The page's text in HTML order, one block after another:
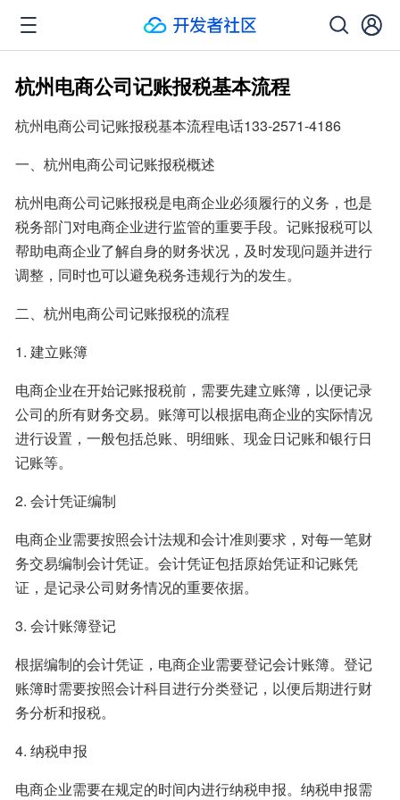
杭州电商公司记账报税基本流程
杭州电商公司记账报税基本流程电话133-2571-4186
一、杭州电商公司记账报税概述
杭州电商公司记账报税是电商企业必须履行的义务，也是
税务部门对电商企业进行监管的重要手段。记账报税可以
帮助电商企业了解自身的财务状况，及时发现问题并进行
调整，同时也可以避免税务违规行为的发生。
二、杭州电商公司记账报税的流程
1. 建立账簿
电商企业在开始记账报税前，需要先建立账簿，以便记录
公司的所有财务交易。账簿可以根据电商企业的实际情况
进行设置，一般包括总账、明细账、现金日记账和银行日
记账等。
2. 会计凭证编制
电商企业需要按照会计法规和会计准则要求，对每一笔财
务交易编制会计凭证。会计凭证包括原始凭证和记账凭
证，是记录公司财务情况的重要依据。
3. 会计账簿登记
根据编制的会计凭证，电商企业需要登记会计账簿。登记
账簿时需要按照会计科目进行分类登记，以便后期进行财
务分析和报税。
4. 纳税申报
电商企业需要在规定的时间内进行纳税申报。纳税申报需